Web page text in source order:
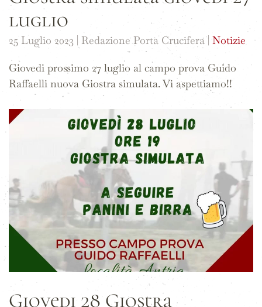
luglio
25 Luglio 2023 | Redazione Porta Crucifera | Notizie
Giovedi prossimo 27 luglio al campo prova Guido
Raffaelli nuova Giostra simulata. Vi aspettiamo!!
Giovedi 28 Giostra